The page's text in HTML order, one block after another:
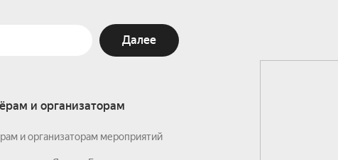
Далее
и организаторам
и организаторам мероприятий